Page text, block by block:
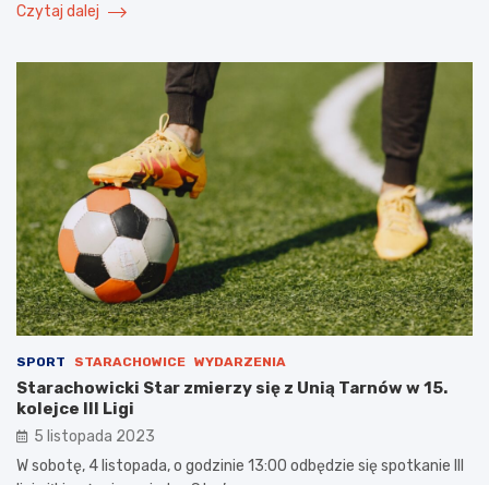
Czytaj dalej
SPORT STARACHOWICE WYDARZENIA
Starachowicki Star zmierzy się z Unią Tarnów w 15.
kolejce III Ligi
5 listopada 2023
W sobotę, 4 listopada, o godzinie 13:00 odbędzie się spotkanie III